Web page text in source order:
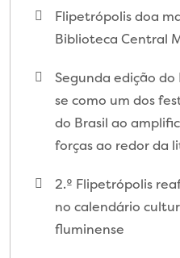
Flipetrópolis doa
Biblioteca Central
Segunda edição
se como um dos
do Brasil ao
forças ao redor da
2.º Flipetrópolis
no calendário
fluminense